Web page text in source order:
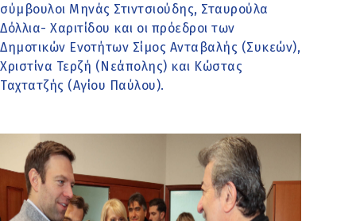
σύμβουλοι Μηνάς Στιντσιούδης, Σταυρούλα
Δόλλια- Χαριτίδου και οι πρόεδροι των
Δημοτικών Ενοτήτων Σίμος Ανταβαλής (Συκεών),
Χριστίνα Τερζή (Νεάπολης) και Κώστας
Ταχτατζής (Αγίου Παύλου).